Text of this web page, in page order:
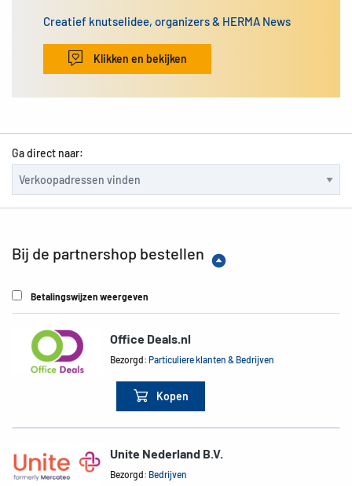
Creatief knutselidee, organizers & HERMA News
Klikken en bekijken
Ga direct naar:
Bij de partnershop bestellen
Betalingswijzen weergeven
Office Deals.nl
Bezorgd:Particuliere klanten & Bedrijven
Kopen
Unite Nederland B.V.
Bezorgd: Bedrijven